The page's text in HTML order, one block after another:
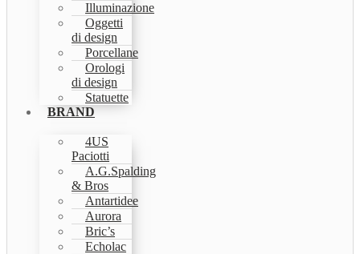
Illuminazione
Oggetti
di design
Porcellane
Orologi
di design
Statuette
BRAND
4US
Paciotti
A.G.Spalding
& Bros
Antartidee
Aurora
Bric’s
Echolac